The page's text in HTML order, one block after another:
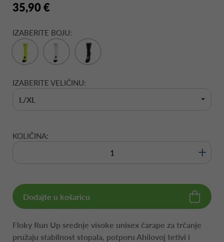
35,90 €
IZABERITE BOJU:
IZABERITE VELIČINU:
L/XL
KOLIČINA:
+
Dodajte u košaricu
Floky Run Up srednje visoke unisex čarape za trčanje
pružaju stabilnost stopala, potporu Ahilovoj tetivi i